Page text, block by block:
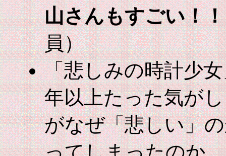
山さんもすごい！！
員）
「悲しみの時計少
年以上たった気が
がなぜ「悲しい」